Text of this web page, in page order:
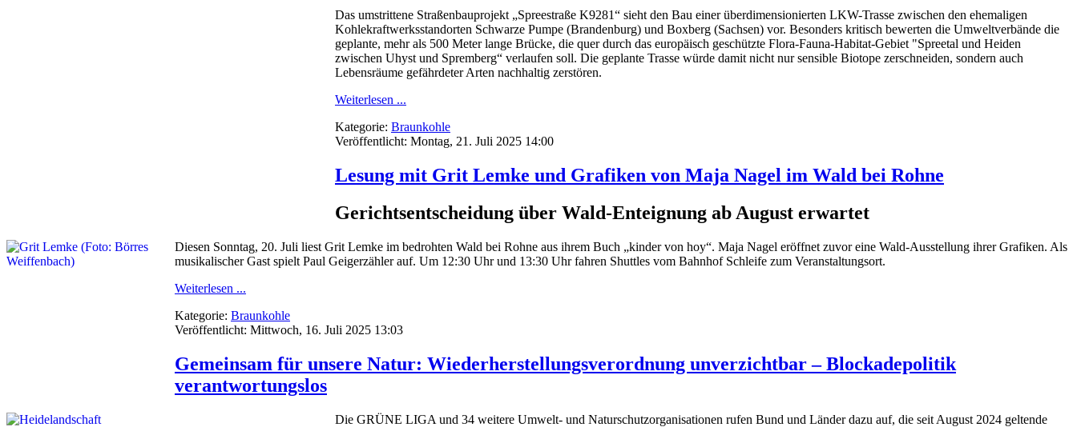
Das umstrittene Straßenbauprojekt „Spreestraße K9281“ sieht den Bau einer überdimensionierten LKW-Trasse zwischen den ehemaligen
Kohlekraftwerksstandorten Schwarze Pumpe (Brandenburg) und Boxberg (Sachsen) vor. Besonders kritisch bewerten die Umweltverbände die
geplante, mehr als 500 Meter lange Brücke, die quer durch das europäisch geschützte Flora-Fauna-Habitat-Gebiet "Spreetal und Heiden
zwischen Uhyst und Spremberg“ verlaufen soll. Die geplante Trasse würde damit nicht nur sensible Biotope zerschneiden, sondern auch
Lebensräume gefährdeter Arten nachhaltig zerstören.
Weiterlesen ...
Kategorie: Braunkohle
Veröffentlicht: Montag, 21. Juli 2025 14:00
Lesung mit Grit Lemke und Grafiken von Maja Nagel im Wald bei Rohne
Gerichtsentscheidung über Wald-Enteignung ab August erwartet
Diesen Sonntag, 20. Juli liest Grit Lemke im bedrohten Wald bei Rohne aus ihrem Buch „kinder von hoy“. Maja Nagel eröffnet zuvor eine Wald-Ausstellung ihrer Grafiken. Als
musikalischer Gast spielt Paul Geigerzähler auf. Um 12:30 Uhr und 13:30 Uhr fahren Shuttles vom Bahnhof Schleife zum Veranstaltungsort.
Weiterlesen ...
Kategorie: Braunkohle
Veröffentlicht: Mittwoch, 16. Juli 2025 13:03
Gemeinsam für unsere Natur: Wiederherstellungsverordnung unverzichtbar – Blockadepolitik
verantwortungslos
Die GRÜNE LIGA und 34 weitere Umwelt- und Naturschutzorganisationen rufen Bund und Länder dazu auf, die seit August 2024 geltende